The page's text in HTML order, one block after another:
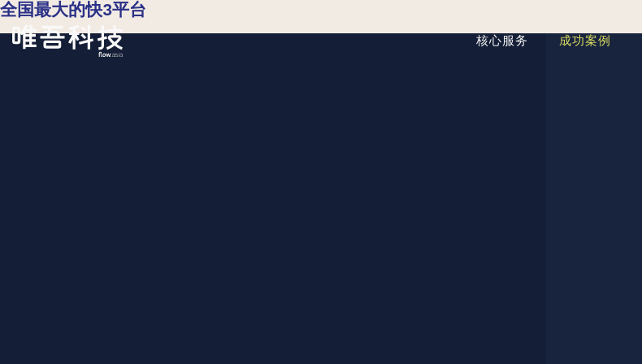
全国最大的快3平台
核心服务 成功案例